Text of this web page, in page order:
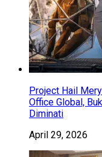
Project Hail
Office Global,
Diminati
April 29, 2026